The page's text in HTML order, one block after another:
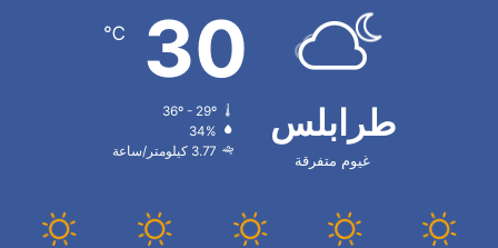
طرابلس
غيوم متفرقة
30
℃
36º - 29º
34%
3.77 كيلومتر/ساعة